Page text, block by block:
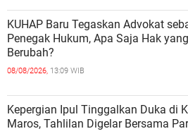
KUHAP Baru Tegaskan Advokat
Penegak Hukum, Apa Saja Hak yang
Berubah?
08/08/2026, 13:09 WIB
Kepergian Ipul Tinggalkan Duka di
Maros, Tahlilan Digelar Bersama